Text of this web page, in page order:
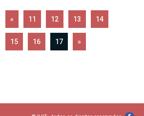
« 11 12 13 14
15 16 17 »